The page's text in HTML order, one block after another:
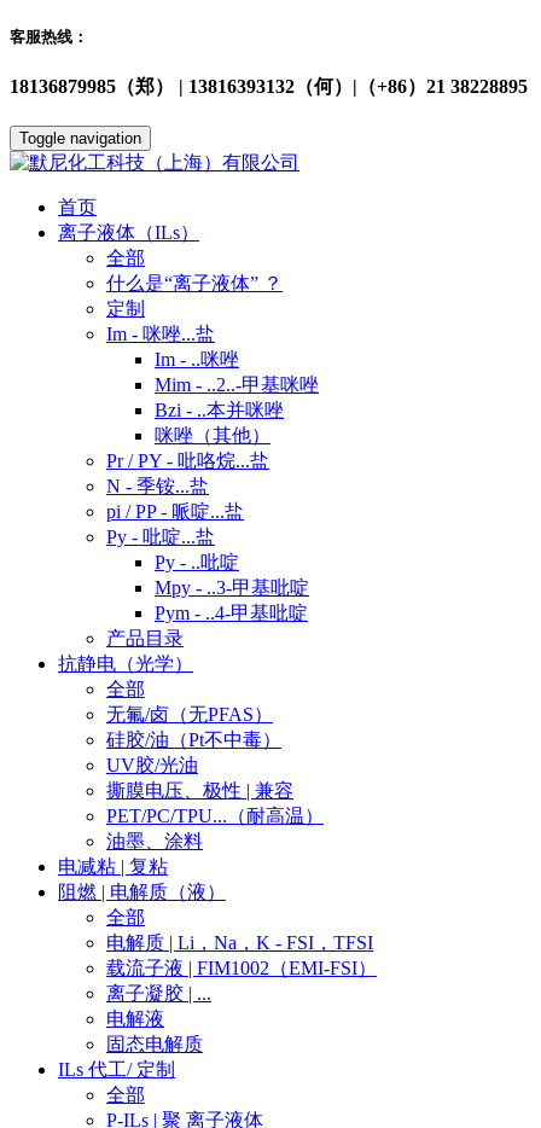
客服热线：
18136879985（郑） | 13816393132（何）|（+86）21 38228895
Toggle navigation
首页
离子液体（ILs）
全部
什么是“离子液体” ？
定制
Im - 咪唑...盐
Im - ..咪唑
Mim - ..2..-甲基咪唑
Bzi - ..本并咪唑
咪唑（其他）
Pr / PY - 吡咯烷...盐
N - 季铵...盐
pi / PP - 哌啶...盐
Py - 吡啶...盐
Py - ..吡啶
Mpy - ..3-甲基吡啶
Pym - ..4-甲基吡啶
产品目录
抗静电（光学）
全部
无氟/卤（无PFAS）
硅胶/油（Pt不中毒）
UV胶/光油
撕膜电压、极性 | 兼容
PET/PC/TPU...（耐高温）
油墨、涂料
电减粘 | 复粘
阻燃 | 电解质（液）
全部
电解质 | Li，Na，K - FSI，TFSI
载流子液 | FIM1002（EMI-FSI）
离子凝胶 | ...
电解液
固态电解质
ILs 代工/ 定制
全部
P-ILs | 聚 离子液体